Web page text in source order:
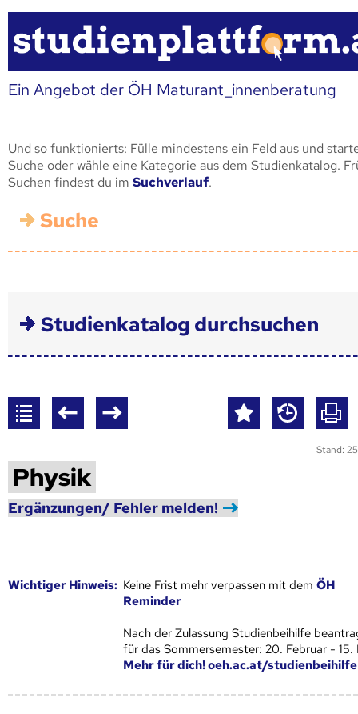
Ein Angebot der ÖH Maturant_innenberatung
Und so funktionierts: Fülle mindestens ein Feld aus und
Suche oder wähle eine Kategorie aus dem Studienkatalog.
Suchen findest du im Suchverlauf.
Suche
Studienkatalog durchsuchen
Stand:
Physik
Ergänzungen/ Fehler melden!
Wich­ti­ger Hin­weis: Keine Frist mehr verpassen mit demÖH
Reminder
Nach der Zulassung Studienbeihilfe
für das Sommersemester: 20. Februar - 15.
Mehr für dich! oeh.ac.at/studienbeihilfe